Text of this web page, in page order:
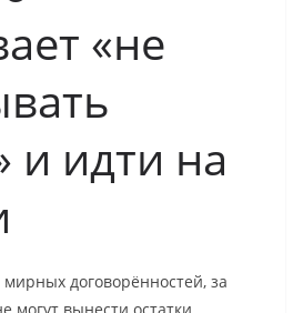
«не
и идти на
мирных договорённостей, за